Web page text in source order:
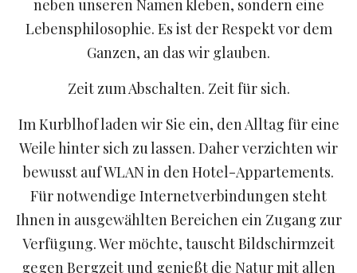
neben unseren Namen kleben, sondern eine
Lebensphilosophie. Es ist der Respekt vor dem
Ganzen, an das wir glauben.
Zeit zum Abschalten. Zeit für sich.
Im Kurblhof laden wir Sie ein, den Alltag für eine
Weile hinter sich zu lassen. Daher verzichten wir
bewusst auf WLAN in den Hotel-Appartements.
Für notwendige Internetverbindungen steht
Ihnen in ausgewählten Bereichen ein Zugang zur
Verfügung. Wer möchte, tauscht Bildschirmzeit
gegen Bergzeit und genießt die Natur mit allen